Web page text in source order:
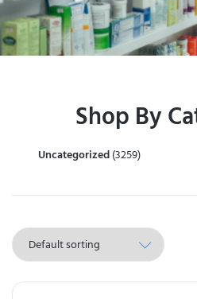
Shop By
Uncategorized(3259)